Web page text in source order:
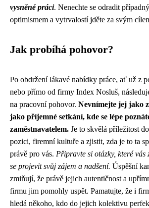
vysněné práci. Nenechte se odradit
optimismem a vytrvalostí jděte za svým
Jak probíhá pohovor?
Po obdržení lákavé nabídky práce, ať už z
nebo přímo od firmy Index Nosluš,
na pracovní pohovor. Nevnímejte jej jako
jako příjemné setkání, kde se lépe
zaměstnavatelem. Je to skvělá příležitost
pozici, firemní kultuře a zjistit, zda je to ta
právě pro vás. Připravte si otázky, které
se projevit svůj zájem a nadšení. Úspěšní
zmiňují, že právě jejich autentičnost a
firmu jim pomohly uspět. Pamatujte, že i
hledá někoho, kdo do jejich kolektivu